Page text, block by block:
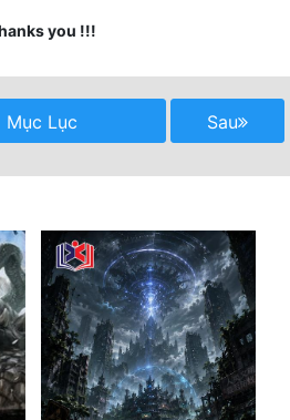
you !!!
Mục Lục Sau